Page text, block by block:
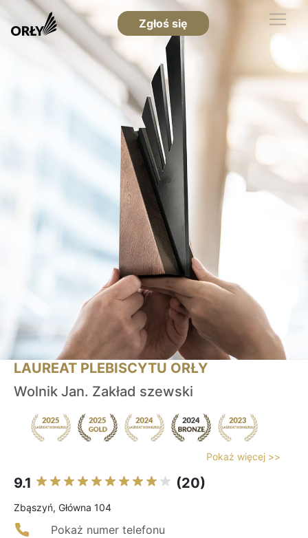
Zgłoś się
LAUREAT PLEBISCYTU ORŁY
Wolnik Jan. Zakład szewski
Pokaż więcej >>
9.1 (20)
Zbąszyń, Główna 104
Pokaż numer telefonu